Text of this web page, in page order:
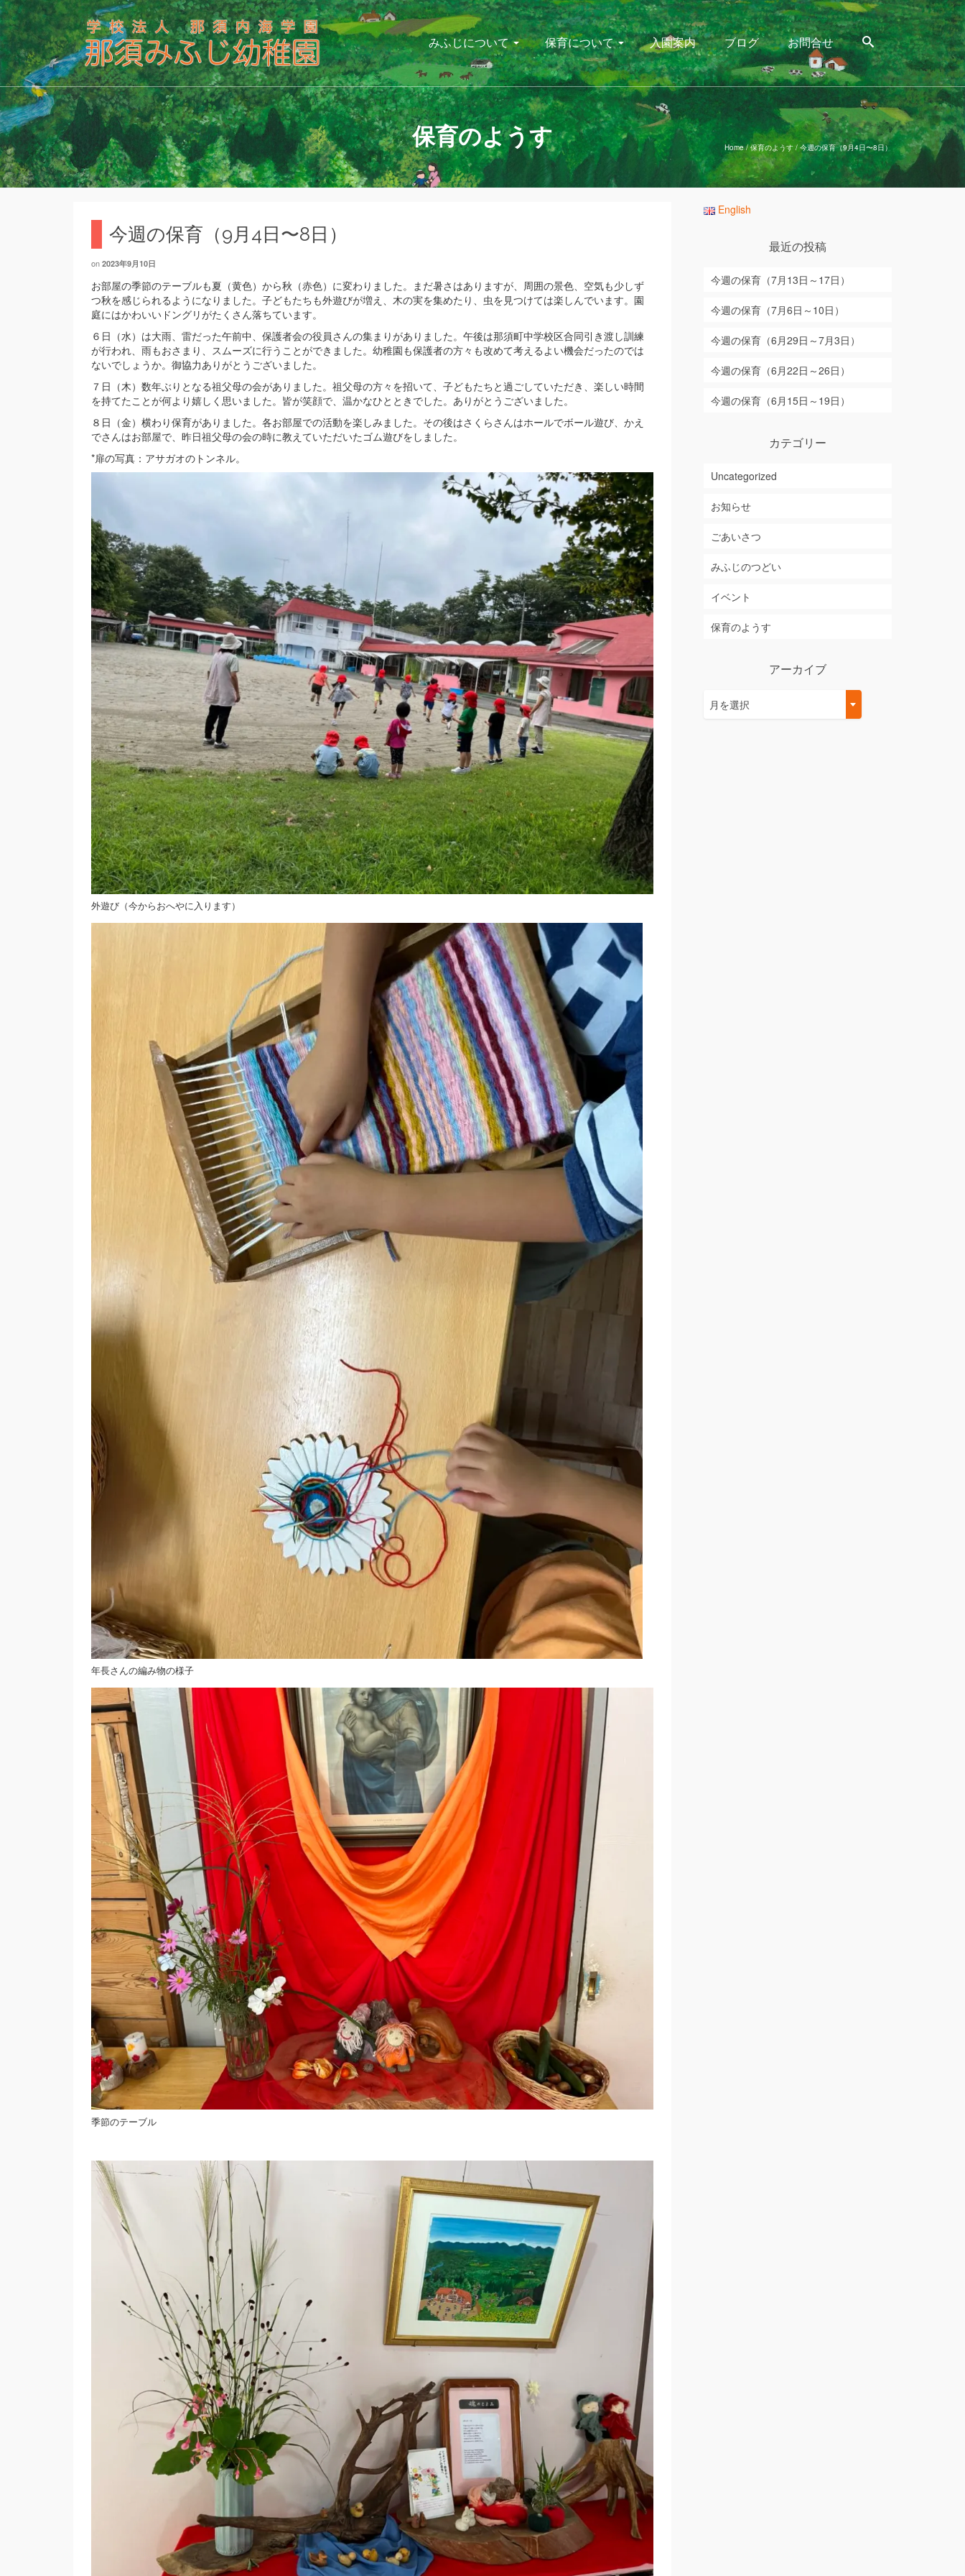
みふじについて 保育について 入園案内 ブログ お問合せ
保育のようす Home / 保育のようす / 今週の保育（9月4日〜8日）
今週の保育（9月4日〜8日）
on 2023年9月10日
お部屋の季節のテーブルも夏（黄色）から秋（赤色）に変わりました。まだ暑さはありますが、周囲の景色、空気も少しず
つ秋を感じられるようになりました。子どもたちも外遊びが増え、木の実を集めたり、虫を見つけては楽しんでいます。園
庭にはかわいいドングリがたくさん落ちています。
６日（水）は大雨、雷だった午前中、保護者会の役員さんの集まりがありました。午後は那須町中学校区合同引き渡し訓練
が行われ、雨もおさまり、スムーズに行うことができました。幼稚園も保護者の方々も改めて考えるよい機会だったのでは
ないでしょうか。御協力ありがとうございました。
７日（木）数年ぶりとなる祖父母の会がありました。祖父母の方々を招いて、子どもたちと過ごしていただき、楽しい時間
を持てたことが何より嬉しく思いました。皆が笑顔で、温かなひとときでした。ありがとうございました。
８日（金）横わり保育がありました。各お部屋での活動を楽しみました。その後はさくらさんはホールでボール遊び、かえ
でさんはお部屋で、昨日祖父母の会の時に教えていただいたゴム遊びをしました。
*扉の写真：アサガオのトンネル。
外遊び（今からおへやに入ります）
年長さんの編み物の様子
季節のテーブル
English
最近の投稿
今週の保育（7月13日～17日）
今週の保育（7月6日～10日）
今週の保育（6月29日～7月3日）
今週の保育（6月22日～26日）
今週の保育（6月15日～19日）
カテゴリー
Uncategorized
お知らせ
ごあいさつ
みふじのつどい
イベント
保育のようす
アーカイブ
ー月を選択